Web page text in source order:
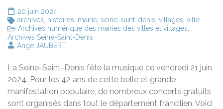
20 juin 2024
archives, histoires, mairie, seine-saint-denis, villages, ville
Archives numérique des mairies des villes et villages,
Archives Seine-Saint-Denis
Ange JAUBERT
La Seine-Saint-Denis fête la musique ce vendredi 21 juin
2024. Pour les 42 ans de cette belle et grande
manifestation populaire, de nombreux concerts gratuits
sont organisés dans tout le département francilien. Voici